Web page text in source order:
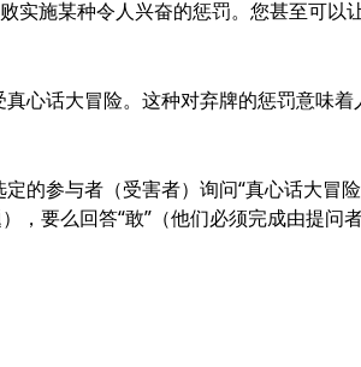
实施某种令人兴奋的惩罚。您甚至可以
心话大冒险。这种对弃牌的惩罚意味着
的参与者（受害者）询问“真心话大冒
，要么回答“敢”（他们必须完成由提问